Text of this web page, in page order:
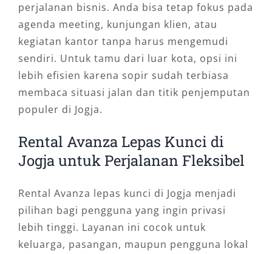
perjalanan bisnis. Anda bisa tetap fokus pada
agenda meeting, kunjungan klien, atau
kegiatan kantor tanpa harus mengemudi
sendiri. Untuk tamu dari luar kota, opsi ini
lebih efisien karena sopir sudah terbiasa
membaca situasi jalan dan titik penjemputan
populer di Jogja.
Rental Avanza Lepas Kunci di
Jogja untuk Perjalanan Fleksibel
Rental Avanza lepas kunci di Jogja menjadi
pilihan bagi pengguna yang ingin privasi
lebih tinggi. Layanan ini cocok untuk
keluarga, pasangan, maupun pengguna lokal